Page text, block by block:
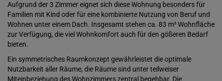
Aufgrund der 3 Zimmer eignet sich diese Wohnung besonders für
Familien mit Kind oder für eine kombinierte Nutzung von Beruf und
Wohnen unter einem Dach. Insgesamt stehen ca. 83 m² Wohnfläche
zur Verfügung, die viel Wohnkomfort auch für den gößeren Bedarf
bieten.
Ein symmetrisches Raumkonzept gewährleistet die optimale
Nutzbarkeit aller Räume, die Räume sind unter teilweiser
Miteinbeziehung des Wohnzimmers zentral begehbar. Die